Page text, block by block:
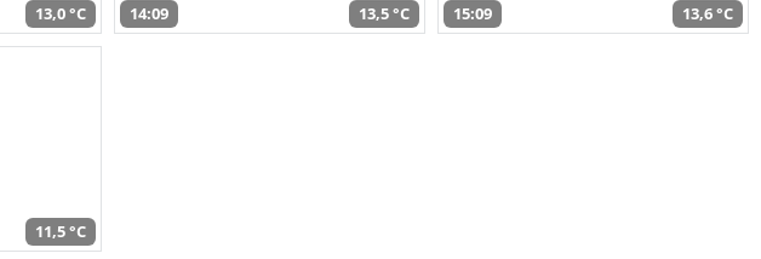
13,0 °C 14:09 13,5 °C 15:09 13,6 °C
11,5 °C